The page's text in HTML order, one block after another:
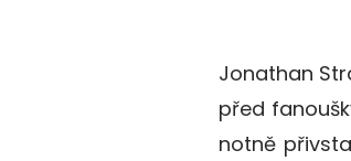
Jonathan
před
notně